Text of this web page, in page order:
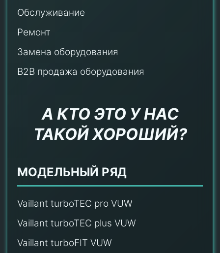
Обслуживание
Ремонт
Замена оборудования
B2B продажа оборудования
А КТО ЭТО У НАС
ТАКОЙ ХОРОШИЙ?
МОДЕЛЬНЫЙ РЯД
Vaillant turboTEC pro VUW
Vaillant turboTEC plus VUW
Vaillant turboFIT VUW